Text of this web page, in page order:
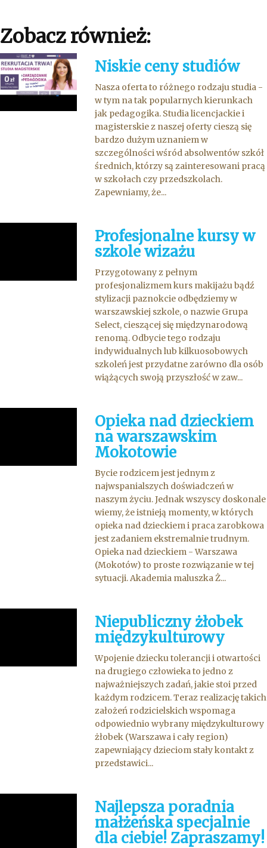
Zobacz również:
Niskie ceny studiów
Nasza oferta to różnego rodzaju studia -
w tym na tak popularnych kierunkach
jak pedagogika. Studia licencjackie i
magisterskie z naszej oferty cieszą się
bardzo dużym uznaniem w
szczególności wśród absolwentów szkół
średnich, którzy są zainteresowani pracą
w szkołach czy przedszkolach.
Zapewniamy, że...
Profesjonalne kursy w
szkole wizażu
Przygotowany z pełnym
profesjonalizmem kurs makijażu bądź
stylizacji paznokcie odbędziemy w
warszawskiej szkole, o nazwie Grupa
Select, cieszącej się międzynarodową
renomą. Odbycie tego rodzaju
indywidualnych lub kilkuosobowych
szkoleń jest przydatne zarówno dla osób
wiążących swoją przyszłość w zaw...
Opieka nad dzieckiem
na warszawskim
Mokotowie
Bycie rodzicem jest jednym z
najwspanialszych doświadczeń w
naszym życiu. Jednak wszyscy doskonale
wiemy, że istnieją momenty, w których
opieka nad dzieckiem i praca zarobkowa
jest zadaniem ekstremalnie trudnym.
Opieka nad dzieckiem - Warszawa
(Mokotów) to proste rozwiązanie w tej
sytuacji. Akademia maluszka Ż...
Niepubliczny żłobek
międzykulturowy
Wpojenie dziecku tolerancji i otwartości
na drugiego człowieka to jedno z
najważniejszych zadań, jakie stoi przed
każdym rodzicem. Teraz realizację takich
założeń rodzicielskich wspomaga
odpowiednio wybrany międzykulturowy
żłobek (Warszawa i cały region)
zapewniający dzieciom stały kontakt z
przedstawici...
Najlepsza poradnia
małżeńska specjalnie
dla ciebie! Zapraszamy!